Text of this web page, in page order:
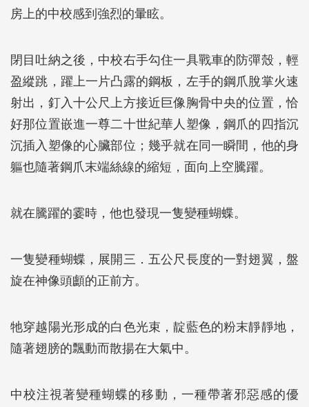
房上的中校感到強烈的暈眩。
閉目吐納之後，中校右手勾住一具戰車的防彈殼，輕
盈縱跳，躍上一片凸露的鋼板，左手的鋼爪脫掌火速
射出，釘入十公尺上方接近巨像胸骨中央的位置，恰
好那位置嵌進一尊二十世紀華人塑像，鋼爪的四指沉
沉插入塑像的心臟部位；幾乎就在同一瞬間，他的身
軀也隨著鋼爪末端絲線的縮短，面向上空騰躍。
就在騰躍的霎時，他也發現一隻變種蝴蝶。
一隻變種蝴蝶，展開三．五公尺長度的一對翅翼，盤
旋在神像頭顱的正前方。
牠穿越陽光形成的白色光束，靛藍色的粉末靜靜地，
隨著翅膀的飄動而散揚在大氣中。
中校注視著變種蝴蝶的移動，一種帶著邪惡感的優